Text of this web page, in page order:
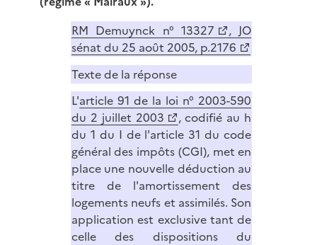
RM Demuynck n° 13327
, JO
sénat du 25 août 2005, p.2176
Texte de la réponse
L'article 91 de la loi n° 2003-590
du 2 juillet 2003
, codifié au h
du 1 du I de l'article 31 du code
général des impôts (CGI), met en
place une nouvelle déduction au
titre de l'amortissement des
logements neufs et assimilés. Son
application est exclusive tant de
celle des dispositions du